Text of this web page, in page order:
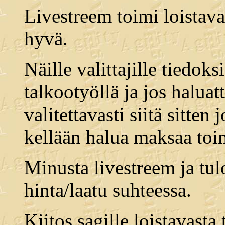
Livestreem toimi
hyvä.
Näille valittajille
talkootyöllä ja jos
valitettavasti siitä sitten
kellään halua maksaa
Minusta livestreem ja
hinta/laatu suhteessa.